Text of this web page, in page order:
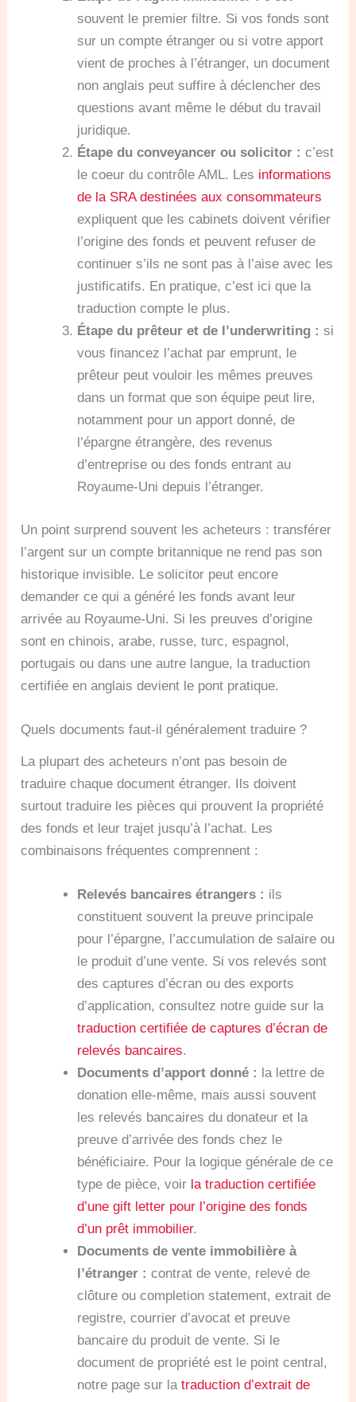
souvent le premier filtre. Si vos fonds sont
sur un compte étranger ou si votre apport
vient de proches à l’étranger, un document
non anglais peut suffire à déclencher des
questions avant même le début du travail
juridique.
Étape du conveyancer ou solicitor : c’est
le coeur du contrôle AML. Les informations
de la SRA destinées aux consommateurs
expliquent que les cabinets doivent vérifier
l’origine des fonds et peuvent refuser de
continuer s’ils ne sont pas à l’aise avec les
justificatifs. En pratique, c’est ici que la
traduction compte le plus.
Étape du prêteur et de l’underwriting : si
vous financez l’achat par emprunt, le
prêteur peut vouloir les mêmes preuves
dans un format que son équipe peut lire,
notamment pour un apport donné, de
l’épargne étrangère, des revenus
d’entreprise ou des fonds entrant au
Royaume-Uni depuis l’étranger.
Un point surprend souvent les acheteurs : transférer
l’argent sur un compte britannique ne rend pas son
historique invisible. Le solicitor peut encore
demander ce qui a généré les fonds avant leur
arrivée au Royaume-Uni. Si les preuves d’origine
sont en chinois, arabe, russe, turc, espagnol,
portugais ou dans une autre langue, la traduction
certifiée en anglais devient le pont pratique.
Quels documents faut-il généralement traduire ?
La plupart des acheteurs n’ont pas besoin de
traduire chaque document étranger. Ils doivent
surtout traduire les pièces qui prouvent la propriété
des fonds et leur trajet jusqu’à l’achat. Les
combinaisons fréquentes comprennent :
Relevés bancaires étrangers : ils
constituent souvent la preuve principale
pour l’épargne, l’accumulation de salaire ou
le produit d’une vente. Si vos relevés sont
des captures d’écran ou des exports
d’application, consultez notre guide sur la
traduction certifiée de captures d’écran de
relevés bancaires.
Documents d’apport donné : la lettre de
donation elle-même, mais aussi souvent
les relevés bancaires du donateur et la
preuve d’arrivée des fonds chez le
bénéficiaire. Pour la logique générale de ce
type de pièce, voir la traduction certifiée
d’une gift letter pour l’origine des fonds
d’un prêt immobilier.
Documents de vente immobilière à
l’étranger : contrat de vente, relevé de
clôture ou completion statement, extrait de
registre, courrier d’avocat et preuve
bancaire du produit de vente. Si le
document de propriété est le point central,
notre page sur latraduction d’extrait de